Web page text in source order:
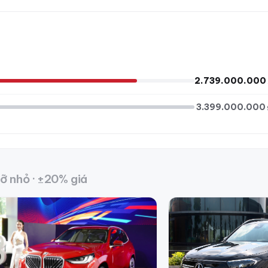
2.739.000.000
3.399.000.000
nhỏ · ±20% giá